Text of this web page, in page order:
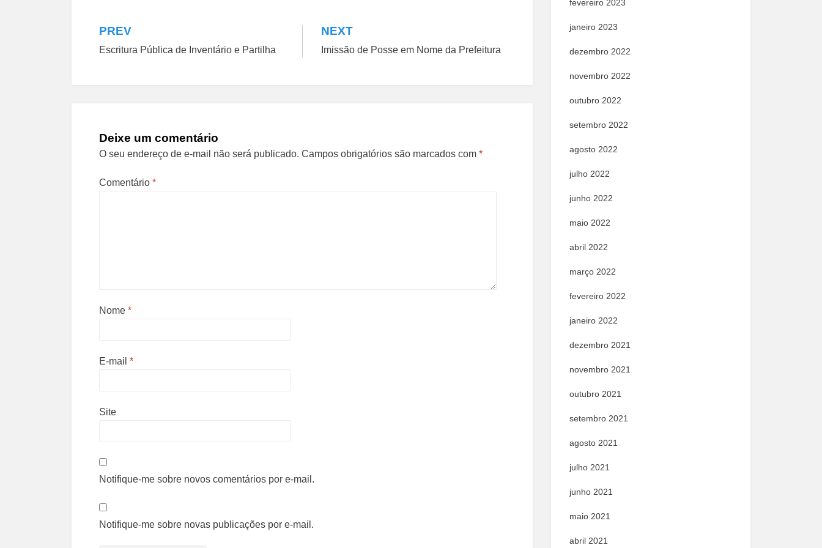
Navegação
de
PREV
Escritura Pública de Inventário e Partilha
NEXT
Imissão de Posse em Nome da Prefeitura
Deixe um comentário
O seu endereço de e-mail não será publicado. Campos obrigatórios são marcados com *
Comentário *
Nome *
E-mail *
Site
Notifique-me sobre novos comentários por e-mail.
Notifique-me sobre novas publicações por e-mail.
fevereiro 2023
janeiro 2023
dezembro 2022
novembro 2022
outubro 2022
setembro 2022
agosto 2022
julho 2022
junho 2022
maio 2022
abril 2022
março 2022
fevereiro 2022
janeiro 2022
dezembro 2021
novembro 2021
outubro 2021
setembro 2021
agosto 2021
julho 2021
junho 2021
maio 2021
abril 2021